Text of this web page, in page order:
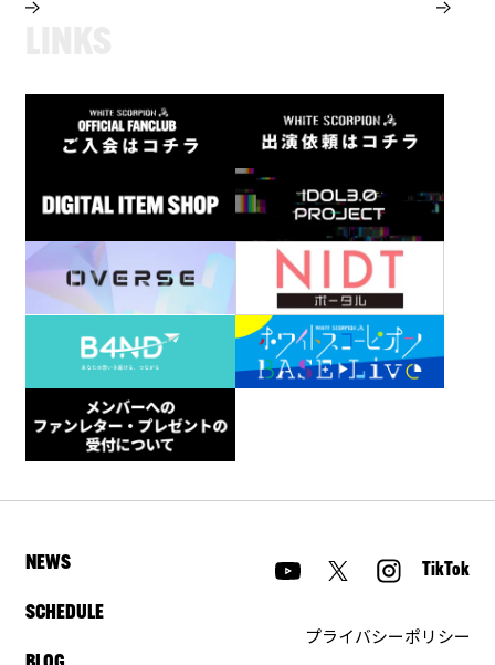
NEWS
SCHEDULE
TikTok
プライバシーポリシー